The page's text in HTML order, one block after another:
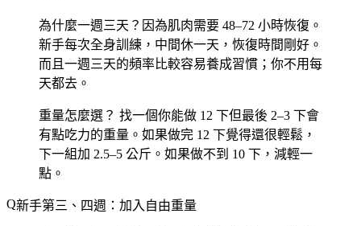
為什麼一週三天？因為肌肉需要 48–72 小時恢復。
新手每次全身訓練，中間休一天，恢復時間剛好。
而且一週三天的頻率比較容易養成習慣；你不用每
天都去。
重量怎麼選？ 找一個你能做 12 下但最後 2–3 下會
有點吃力的重量。如果做完 12 下覺得還很輕鬆，
下一組加 2.5–5 公斤。如果做不到 10 下，減輕一
點。
新手第三、四週：加入自由重量